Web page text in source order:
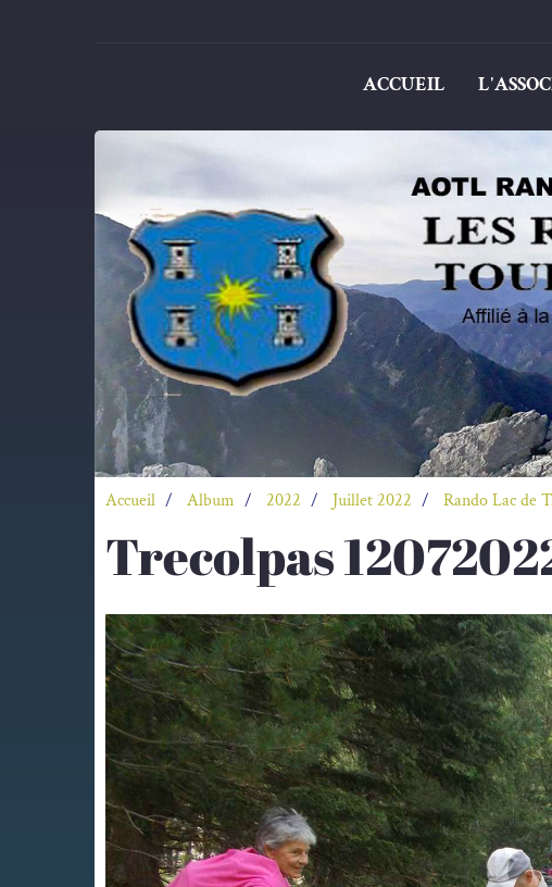
ACCUEIL
Accueil Album 2022 Juillet 2022 Rando Lac de
Trecolpas